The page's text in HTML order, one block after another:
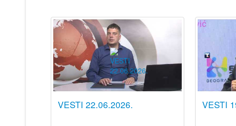
VESTI 22.06.2026. VESTI